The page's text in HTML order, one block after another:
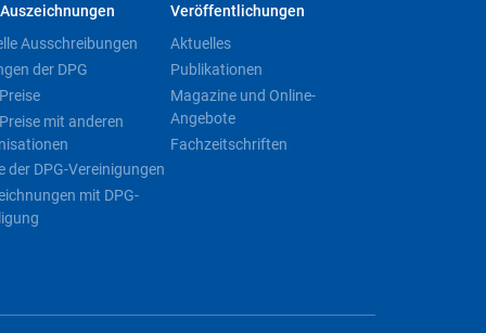
Ausschreibungen
der DPG
mit anderen
der DPG-Vereinigungen
mit DPG-
Veröffentlichungen
Aktuelles
Publikationen
Magazine und Online-
Angebote
Fachzeitschriften